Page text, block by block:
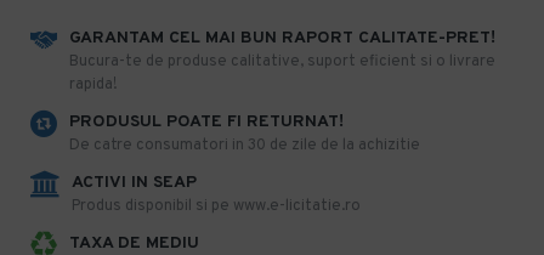
GARANTAM CEL MAI BUN RAPORT CALITATE-PRET!
​Bucura-te de produse calitative, suport eficient si o livrare
rapida!
PRODUSUL POATE FI RETURNAT!
De catre consumatori in 30 de zile de la achizitie
ACTIVI IN SEAP
Produs disponibil si pe www.e-licitatie.ro
TAXA DE MEDIU